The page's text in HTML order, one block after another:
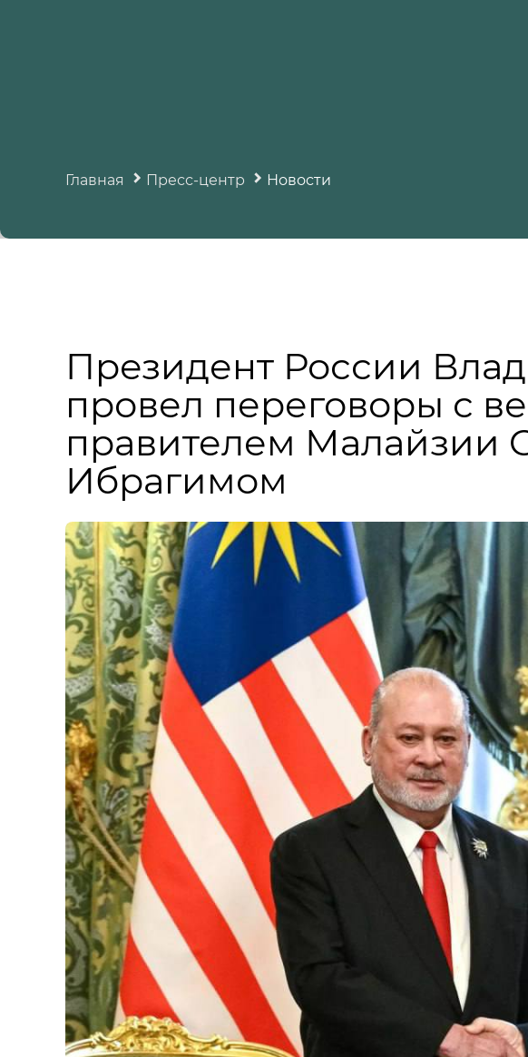
Главная Пресс-центр Новости
Президент России
провел переговоры с
правителем Малайзии
Ибрагимом